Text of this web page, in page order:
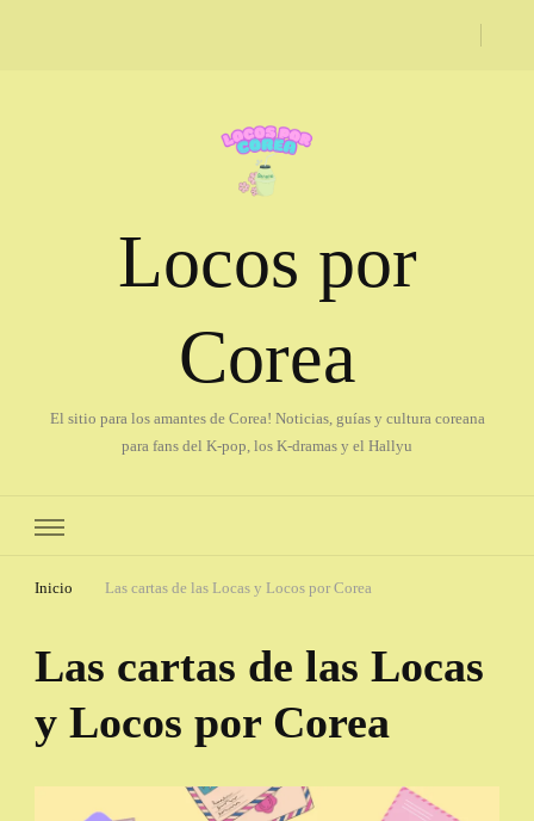
Locos por
Corea
El sitio para los amantes de Corea! Noticias, guías y cultura coreana
para fans del K-pop, los K-dramas y el Hallyu
Inicio Las cartas de las Locas y Locos por Corea
Las cartas de las Locas
y Locos por Corea